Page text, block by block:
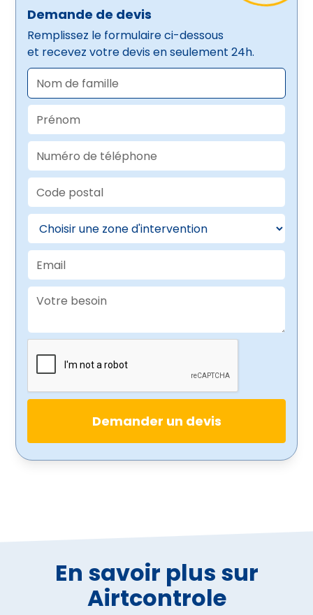
Demande de devis
Remplissez le formulaire ci-dessous
et recevez votre devis en seulement 24h.
En savoir plus sur
Airtcontrole